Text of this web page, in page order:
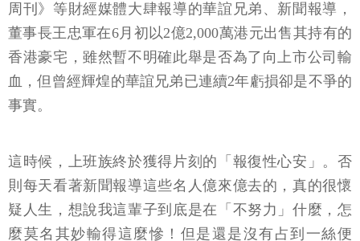
周刊》等財經媒體大肆報導的華誼兄弟、新聞報導，
董事長王忠軍在6月初以2億2,000萬港元出售其持有的
香港豪宅，雖然暫不明確此舉是否為了向上市公司輸
血，但曾經輝煌的華誼兄弟已連續2年虧損卻是不爭的
事實。
這時候，上班族終於獲得片刻的「報復性心安」。否
則每天看著新聞報導這些名人億來億去的，真的很懷
疑人生，想說我這輩子到底是在「不努力」什麼，怎
麼莫名其妙輸得這麼慘！但是還是沒有占到一絲便